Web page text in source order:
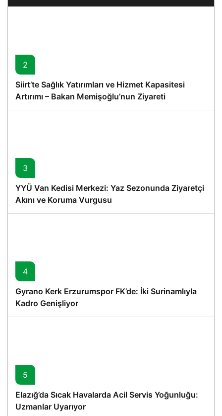
2
Siirt’te Sağlık Yatırımları ve Hizmet Kapasitesi
Artırımı – Bakan Memişoğlu’nun Ziyareti
3
YYÜ Van Kedisi Merkezi: Yaz Sezonunda Ziyaretçi
Akını ve Koruma Vurgusu
4
Gyrano Kerk Erzurumspor FK’de: İki Surinamlıyla
Kadro Genişliyor
5
Elazığ’da Sıcak Havalarda Acil Servis Yoğunluğu:
Uzmanlar Uyarıyor